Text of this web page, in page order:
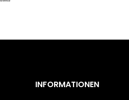
INFORMATIONEN